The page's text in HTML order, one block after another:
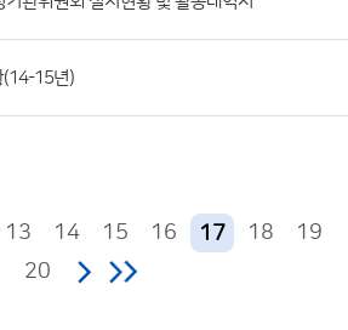
(14-15년)
13 14 15 16 17 18
19
20